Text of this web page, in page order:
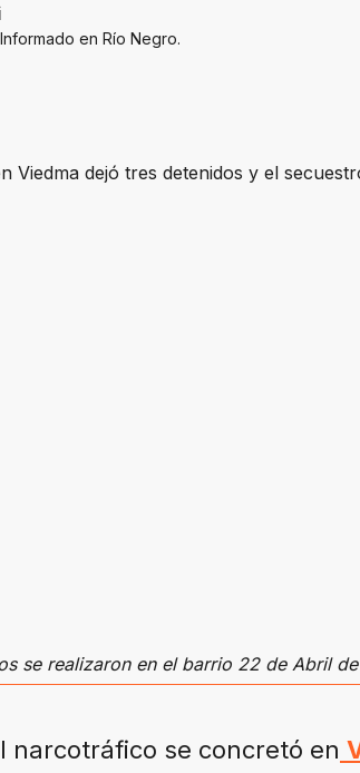
en Río Negro.
se realizaron en el barrio 22 de Abril
narcotráfico se concretó en